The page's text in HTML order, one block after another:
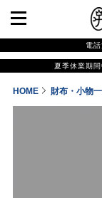
電
夏季休業期
HOME 財布・小物